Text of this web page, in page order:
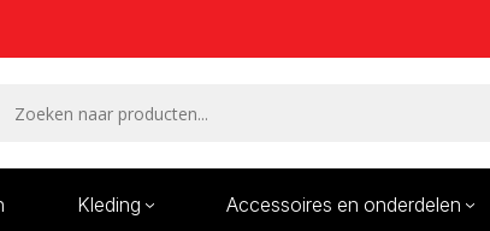
Kleding Accessoires en onderdelen